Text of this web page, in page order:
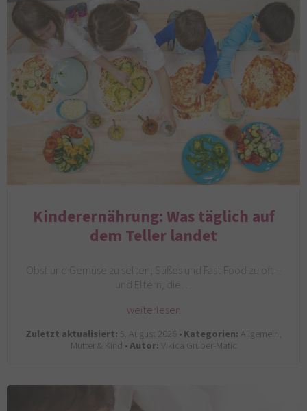
Kinderernährung: Was täglich auf
dem Teller landet
Obst und Gemüse zu selten, Süßes und Fast Food zu oft –
und Eltern, die…
weiterlesen
Zuletzt aktualisiert: 5. August 2026 •Kategorien: Allgemein,
Mutter & Kind •Autor:Vikica Gruber-Matic